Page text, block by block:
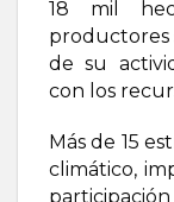
18 mil
productores
de su
con los
Más de 15
climático,